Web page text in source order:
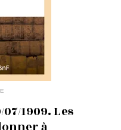
1909. Les